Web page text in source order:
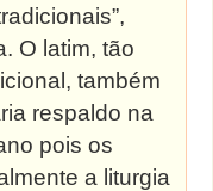
O latim, tão
também
respaldo na
pois os
a liturgia